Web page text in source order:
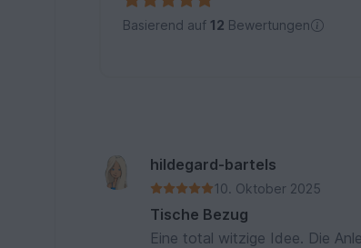
Basierend auf 12 Bewertungen
hildegard-bartels
10. Oktober 2025
Tische Bezug
Eine total witzige Idee. Die